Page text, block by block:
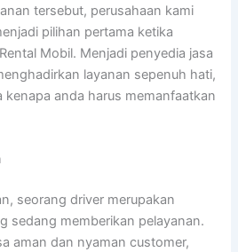
tersebut, perusahaan kami
pilihan pertama ketika
Mobil. Menjadi penyedia jasa
layanan sepenuh hati,
kenapa anda harus memanfaatkan
seorang driver merupakan
sedang memberikan pelayanan.
aman dan nyaman customer,